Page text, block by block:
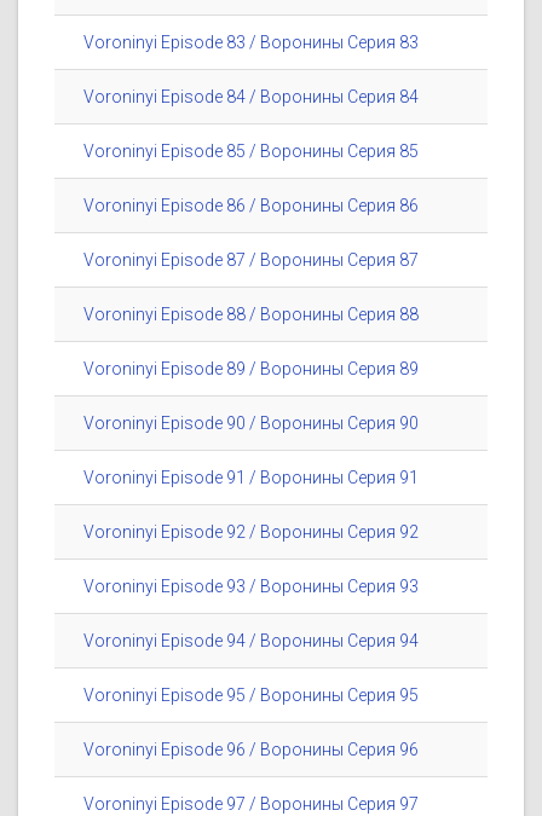
Voroninyi Episode 83 / Воронины Серия 83
Voroninyi Episode 84 / Воронины Серия 84
Voroninyi Episode 85 / Воронины Серия 85
Voroninyi Episode 86 / Воронины Серия 86
Voroninyi Episode 87 / Воронины Серия 87
Voroninyi Episode 88 / Воронины Серия 88
Voroninyi Episode 89 / Воронины Серия 89
Voroninyi Episode 90 / Воронины Серия 90
Voroninyi Episode 91 / Воронины Серия 91
Voroninyi Episode 92 / Воронины Серия 92
Voroninyi Episode 93 / Воронины Серия 93
Voroninyi Episode 94 / Воронины Серия 94
Voroninyi Episode 95 / Воронины Серия 95
Voroninyi Episode 96 / Воронины Серия 96
Voroninyi Episode 97 / Воронины Серия 97